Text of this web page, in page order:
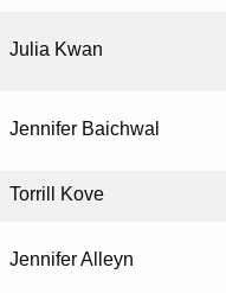
Julia Kwan
Jennifer Baichwal
Torrill Kove
Jennifer Alleyn